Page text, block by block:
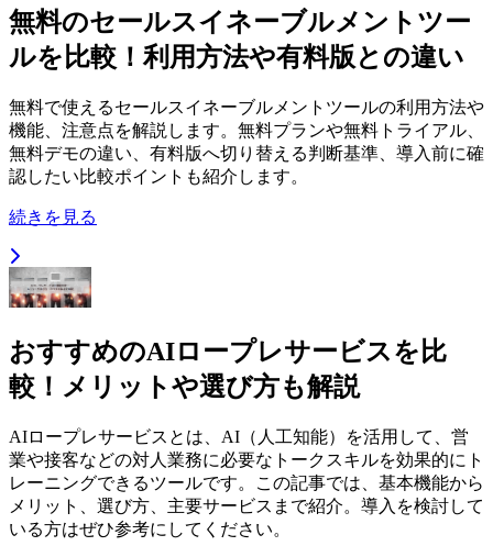
無料のセールスイネーブルメントツー
ルを比較！利用方法や有料版との違い
無料で使えるセールスイネーブルメントツールの利用方法や
機能、注意点を解説します。無料プランや無料トライアル、
無料デモの違い、有料版へ切り替える判断基準、導入前に確
認したい比較ポイントも紹介します。
続きを見る
おすすめのAIロープレサービスを比
較！メリットや選び方も解説
AIロープレサービスとは、AI（人工知能）を活用して、営
業や接客などの対人業務に必要なトークスキルを効果的にト
レーニングできるツールです。この記事では、基本機能から
メリット、選び方、主要サービスまで紹介。導入を検討して
いる方はぜひ参考にしてください。